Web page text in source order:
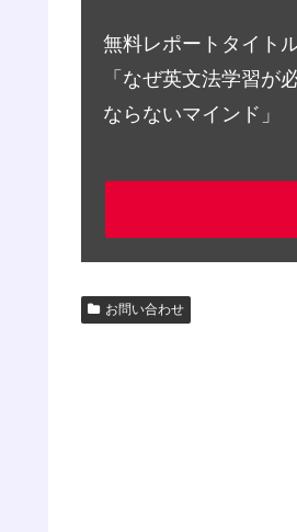
無料レポートタイト
「なぜ英文法学習が
ならないマインド」
お問い合わせ